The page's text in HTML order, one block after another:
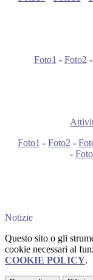
Foto1 - Foto2 -
Foto1 - Foto2 -
-
Notizie
Questo sito o gli
cookie necessari al
COOKIE POLICY.